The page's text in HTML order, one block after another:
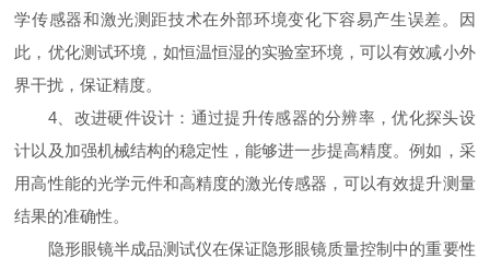
学传感器和激光测距技术在外部环境变化下容易产生误差。因
此，优化测试环境，如恒温恒湿的实验室环境，可以有效减小外
界干扰，保证精度。
4、改进硬件设计：通过提升传感器的分辨率，优化探头设
计以及加强机械结构的稳定性，能够进一步提高精度。例如，采
用高性能的光学元件和高精度的激光传感器，可以有效提升测量
结果的准确性。
隐形眼镜半成品测试仪在保证隐形眼镜质量控制中的重要性